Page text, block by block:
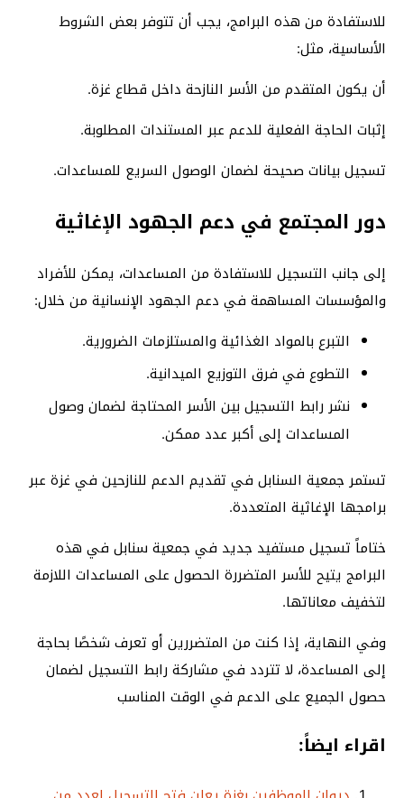
للاستفادة من هذه البرامج، يجب أن تتوفر بعض الشروط
الأساسية، مثل:
أن يكون المتقدم من الأسر النازحة داخل قطاع غزة.
إثبات الحاجة الفعلية للدعم عبر المستندات المطلوبة.
تسجيل بيانات صحيحة لضمان الوصول السريع للمساعدات.
دور المجتمع في دعم الجهود الإغاثية
إلى جانب التسجيل للاستفادة من المساعدات، يمكن للأفراد
والمؤسسات المساهمة في دعم الجهود الإنسانية من خلال:
التبرع بالمواد الغذائية والمستلزمات الضرورية.
التطوع في فرق التوزيع الميدانية.
نشر رابط التسجيل بين الأسر المحتاجة لضمان وصول
المساعدات إلى أكبر عدد ممكن.
تستمر جمعية السنابل في تقديم الدعم للنازحين في غزة عبر
برامجها الإغاثية المتعددة.
ختاماً تسجيل مستفيد جديد في جمعية سنابل في هذه
البرامج يتيح للأسر المتضررة الحصول على المساعدات اللازمة
لتخفيف معاناتها.
وفي النهاية، إذا كنت من المتضررين أو تعرف شخصًا بحاجة
إلى المساعدة، لا تتردد في مشاركة رابط التسجيل لضمان
حصول الجميع على الدعم في الوقت المناسب
اقراء ايضاً: